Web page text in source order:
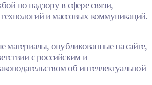
по надзору в сфере связи,
и массовых коммуникаций.
материалы, опубликованные на сайте,
с российским и
об интеллектуальной